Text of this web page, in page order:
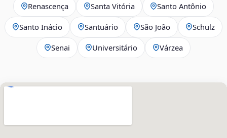
Renascença Santa Vitória Santo Antônio
Santo Inácio Santuário São João Schulz
Senai Universitário Várzea